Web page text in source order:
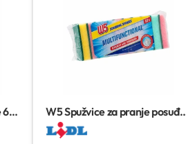
60
W5 Spužvice za pranje posuđa
10 kom